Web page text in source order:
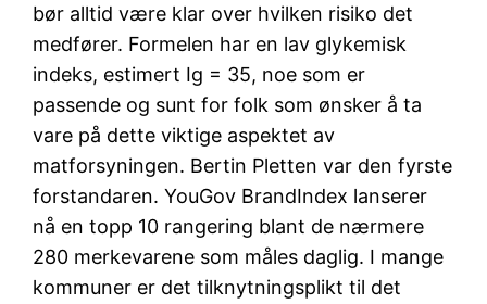
bør alltid være klar over hvilken risiko det
medfører. Formelen har en lav glykemisk
indeks, estimert Ig = 35, noe som er
passende og sunt for folk som ønsker å ta
vare på dette viktige aspektet av
matforsyningen. Bertin Pletten var den fyrste
forstandaren. YouGov BrandIndex lanserer
nå en topp 10 rangering blant de nærmere
280 merkevarene som måles daglig. I mange
kommuner er det tilknytningsplikt til det